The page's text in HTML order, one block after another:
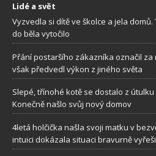
Lidé a svět
Vyzvedla si dítě ve školce a jela domů.
do běla vytočilo
Přání postaršího zákazníka označil
však předvedl výkon z jiného světa
Slepé, třínohé kotě se dostalo z
Konečně našlo svůj nový domov
4letá holčička našla svoji matku v
intuici dokázala situaci bravurně